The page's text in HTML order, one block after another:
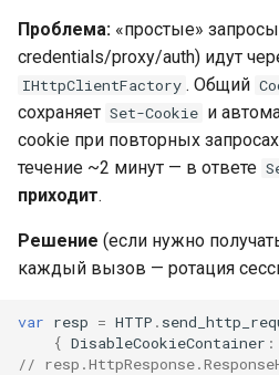
Проблема: «простые»
credentials/proxy/auth) идут
IHttpClientFactory . Общий
сохраняет Set-Cookie и
cookie при повторных
течение ~2 минут — в ответе
приходит.
Решение (если нужно
каждый вызов — ротация
var resp = HTTP .
{ DisableCookieContainer :
//